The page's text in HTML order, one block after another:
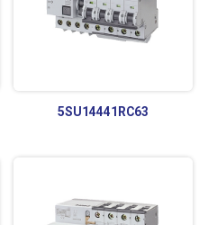
5SU14441RC63